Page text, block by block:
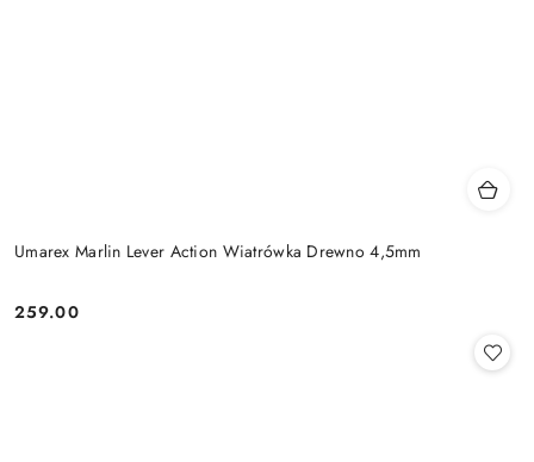
Umarex Marlin Lever Action Wiatrówka Drewno 4,5mm
Cena:
259.00